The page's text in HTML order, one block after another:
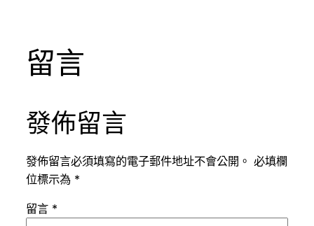
留言
發佈留言
發佈留言必須填寫的電子郵件地址不會公開。 必填欄
位標示為 *
留言 *